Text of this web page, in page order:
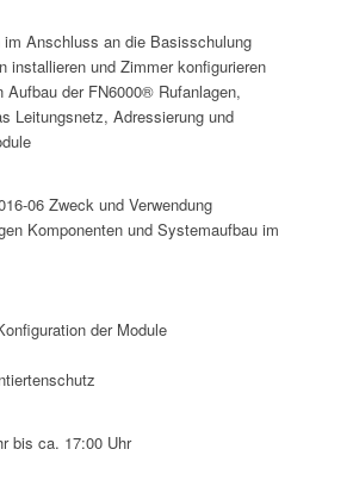
im Anschluss an die Basisschulung
installieren und Zimmer konfigurieren
Aufbau der FN6000® Rufanlagen,
Leitungsnetz, Adressierung und
06 Zweck und Verwendung
Komponenten und Systemaufbau im
der Module
bis ca. 17:00 Uhr